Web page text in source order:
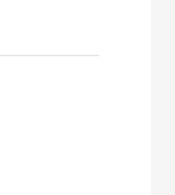
GOBELET